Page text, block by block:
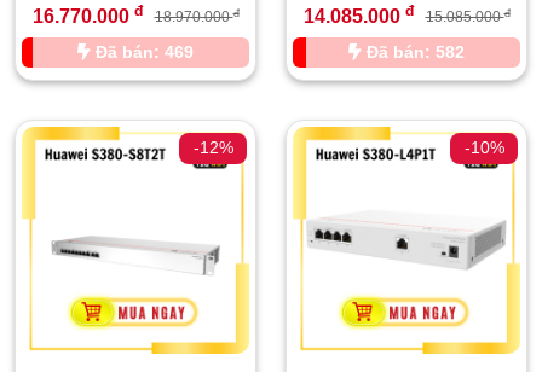
16.770.000 đ 18.970.000đ
Đã bán: 469
14.085.000 đ 15.085.000đ
Đã bán: 582
-12% -10%